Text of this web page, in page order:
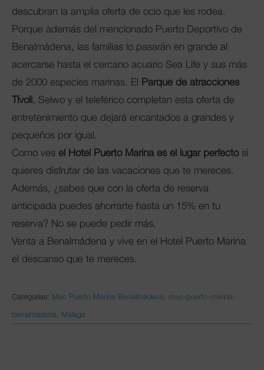
descubran la amplia oferta de ocio que les rodea.
Porque además del mencionado Puerto Deportivo de
Benalmádena, las familias lo pasarán en grande al
acercarse hasta el cercano acuario Sea Life y sus más
de 2000 especies marinas. El Parque de atracciones
Tívoli, Selwo y el teleférico completan esta oferta de
entretenimiento que dejará encantados a grandes y
pequeños por igual.
Como ves el Hotel Puerto Marina es el lugar perfectosi
quieres disfrutar de las vacaciones que te mereces.
Además, ¿sabes que con la oferta de reserva
anticipada puedes ahorrarte hasta un 15% en tu
reserva? No se puede pedir más.
Venta a Benalmádena y vive en el Hotel Puerto Marina
el descanso que te mereces.
Categorías: Mac Puerto Marina Benalmádena
mac-puerto-marina-
benalmadena
Málaga